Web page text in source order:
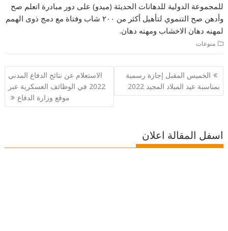
للمجموعة الدولية للدهانات الحديثة (ميدو) على دور مبادرة اتعلم صح
وأدهن صح التنموي لتأهيل أكثر من ٢۰۰ شاب وفتاة مع دمج ذوی الهمم
لمهنه دهان الاخشاب ومهنه دهان.
منوعات
تصفّح
المقالات
الخميس المقبل إجازة رسمية
بمناسبة عيد الميلاد المجيد 2022
الاستعلام عن نتائج الدفاع المدني
2022 في الوظائف العسكرية عبر
موقع وزارة الدفاع
اسفل المقالة اعلان